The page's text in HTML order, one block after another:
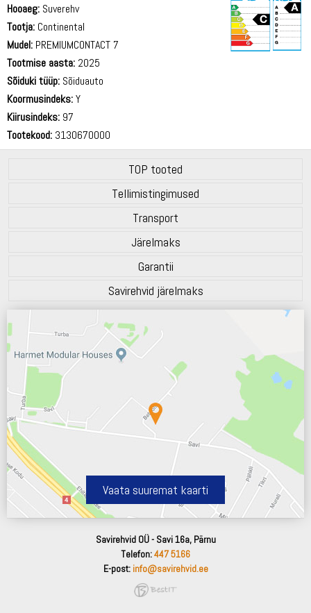
Hooaeg: Suverehv
Tootja: Continental
Mudel: PREMIUMCONTACT 7
Tootmise aasta: 2025
Sõiduki tüüp: Sõiduauto
Koormusindeks:Y
Kiirusindeks: 97
Tootekood: 3130670000
TOP tooted
Tellimistingimused
Transport
Järelmaks
Garantii
Savirehvid järelmaks
Vaata suuremat kaarti
Savirehvid OÜ - Savi 16a, Pärnu
Telefon:447 5166
E-post: info@savirehvid.ee